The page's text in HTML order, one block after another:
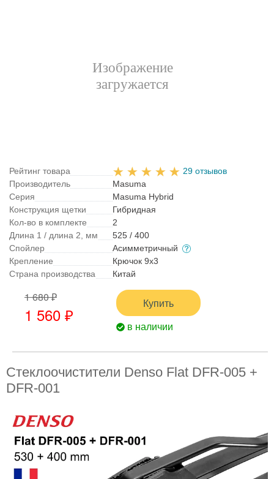
Рейтинг товара
29 отзывов
Производитель
Masuma
Серия
Masuma Hybrid
Конструкция щетки
Гибридная
Кол-во в комплекте
2
Длина 1 / длина 2, мм
525 / 400
Спойлер
Асимметричный
Крепление
Крючок 9x3
Страна производства
Китай
1 680 ₽
1 560 ₽
Купить
в наличии
Стеклоочистители Denso Flat DFR-005 +
DFR-001